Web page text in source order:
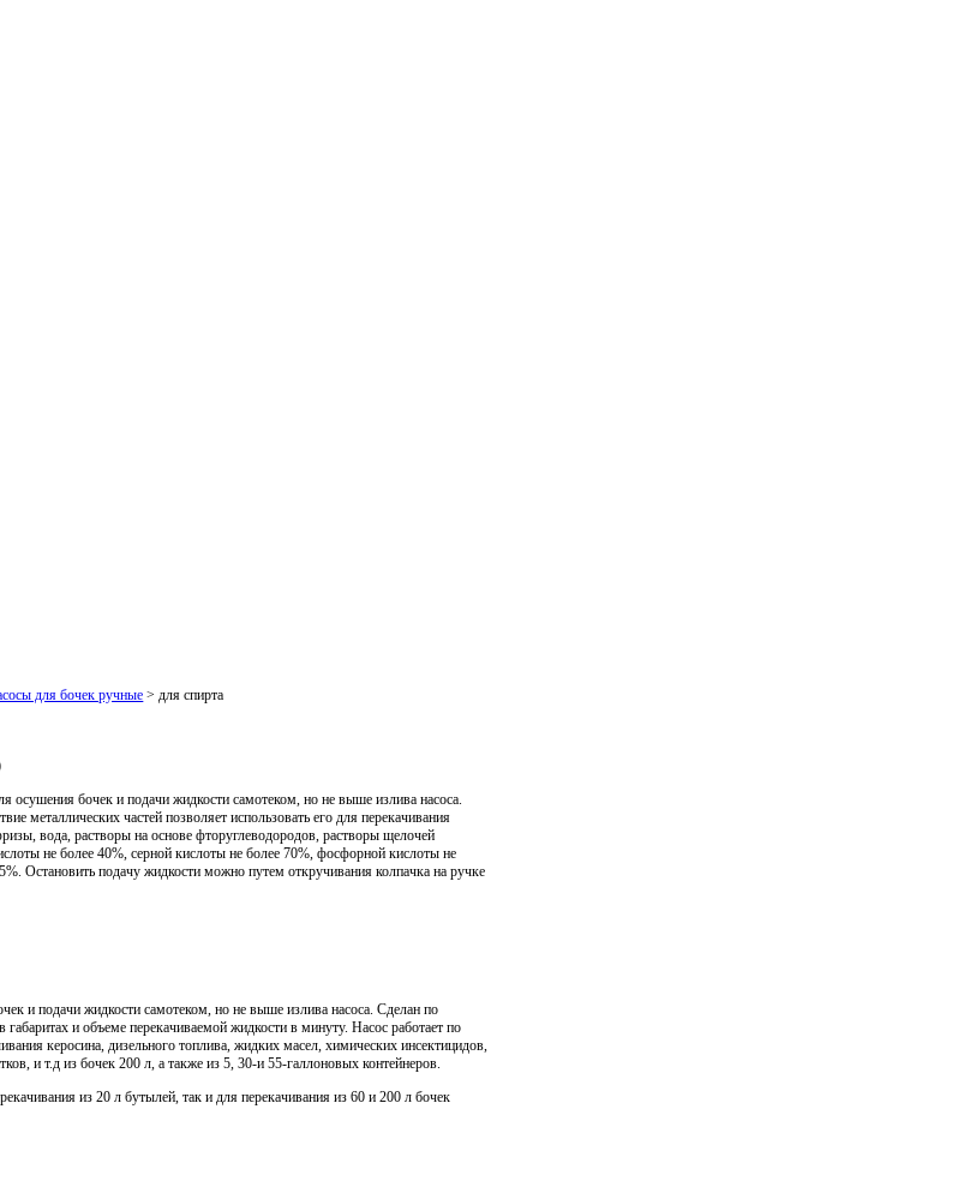
для бочек ручные > для спирта
осушения бочек и подачи жидкости самотеком, но не выше излива насоса.
металлических частей позволяет использовать его для перекачивания
вода, растворы на основе фторуглеводородов, растворы щелочей
не более 40%, серной кислоты не более 70%, фосфорной кислоты не
Остановить подачу жидкости можно путем откручивания колпачка на ручке
и подачи жидкости самотеком, но не выше излива насоса. Сделан по
и объеме перекачиваемой жидкости в минуту. Насос работает по
керосина, дизельного топлива, жидких масел, химических инсектицидов,
и т.д из бочек 200 л, а также из 5, 30-и 55-галлоновых контейнеров.
из 20 л бутылей, так и для перекачивания из 60 и 200 л бочек